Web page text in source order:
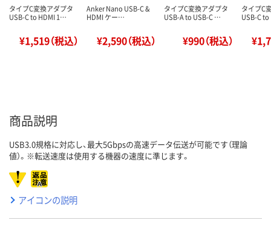
タイプC変換アダプタ
USB-C to HDMI 1…
¥1,519（税込）
Anker Nano USB-C &
HDMI ケー…
¥2,590（税込）
タイプC変換アダプタ
USB-A to USB-C …
¥990（税込）
タイプC
USB-C
商品説明
USB3.0規格に対応し、最大5Gbpsの高速データ伝送が可能です（理論
値）。※転送速度は使用する機器の速度に準じます。
アイコンの説明